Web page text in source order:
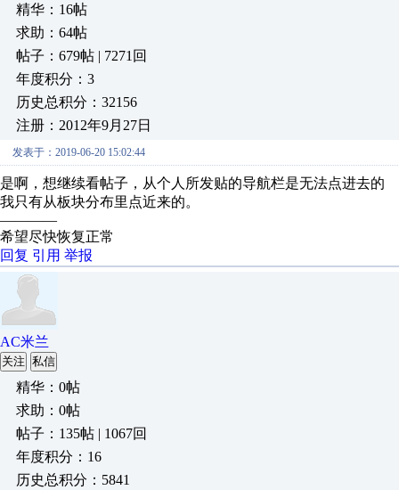
精华：16帖
求助：64帖
帖子：679帖 | 7271回
年度积分：3
历史总积分：32156
注册：2012年9月27日
发表于：2019-06-20 15:02:44
是啊，想继续看帖子，从个人所发贴的导航栏是无法点进去的
我只有从板块分布里点近来的。
————
希望尽快恢复正常
回复 引用 举报
AC米兰
关注 私信
精华：0帖
求助：0帖
帖子：135帖 | 1067回
年度积分：16
历史总积分：5841